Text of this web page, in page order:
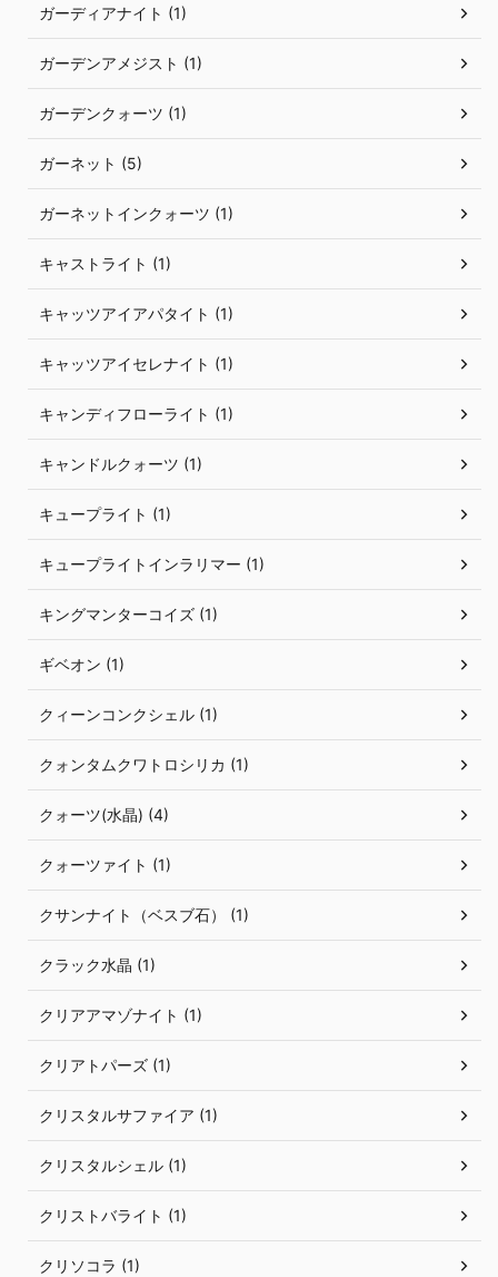
ガーディアナイト (1)
ガーデンアメジスト (1)
ガーデンクォーツ (1)
ガーネット (5)
ガーネットインクォーツ (1)
キャストライト (1)
キャッツアイアパタイト (1)
キャッツアイセレナイト (1)
キャンディフローライト (1)
キャンドルクォーツ (1)
キュープライト (1)
キュープライトインラリマー (1)
キングマンターコイズ (1)
ギベオン (1)
クィーンコンクシェル (1)
クォンタムクワトロシリカ (1)
クォーツ(水晶) (4)
クォーツァイト (1)
クサンナイト（ベスブ石） (1)
クラック水晶 (1)
クリアアマゾナイト (1)
クリアトパーズ (1)
クリスタルサファイア (1)
クリスタルシェル (1)
クリストバライト (1)
クリソコラ (1)